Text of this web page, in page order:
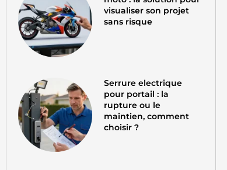
visualiser son projet
sans risque
Serrure electrique
pour portail : la
rupture ou le
maintien, comment
choisir ?